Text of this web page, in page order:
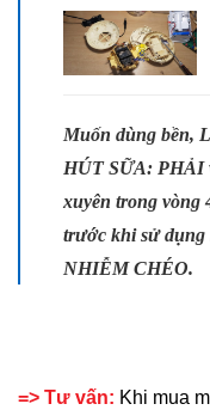
Muốn dùng bền,
HÚT SỮA: PHẢI
xuyên trong vòng
trước khi sử dụng
NHIỄM CHÉO.
=> Tư vấn: Khi mua